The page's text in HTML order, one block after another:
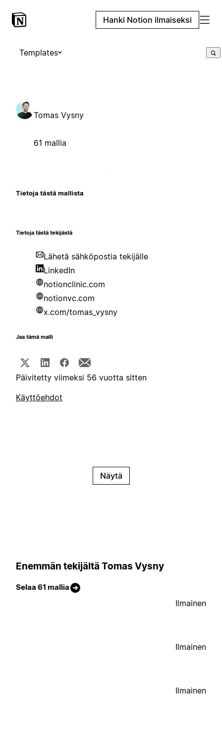
Hanki Notion ilmaiseksi
Templates
Tomas Vysny
61 mallia
Tietoja tästä mallista
Tietoja tästä tekijästä
Lähetä sähköpostia tekijälle
LinkedIn
notionclinic.com
notionvc.com
x.com/tomas_vysny
Jaa tämä malli
Päivitetty viimeksi 56 vuotta sitten
Käyttöehdot
Näytä
Enemmän tekijältä Tomas Vysny
Selaa 61 mallia
Ilmainen
Ilmainen
Ilmainen